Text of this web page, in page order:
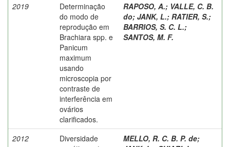
2019
Determinação
do modo de
reprodução em
Brachiara spp. e
Panicum
maximum
usando
microscopia por
contraste de
interferência em
ovários
clarificados.
RAPOSO, A.; VALLE, C. B.
do; JANK, L.; RATIER, S.;
BARRIOS, S. C. L.;
SANTOS, M. F.
2012
Diversidade
MELLO, R. C. B. P. de;